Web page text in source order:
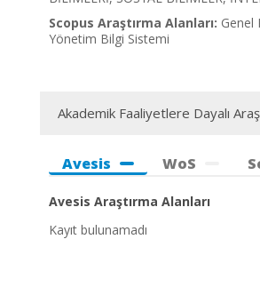
Scopus Araştırma Alanları: Genel
Yönetim Bilgi Sistemi
Akademik Faaliyetlere Dayalı
Avesis WoS
Avesis Araştırma Alanları
Kayıt bulunamadı